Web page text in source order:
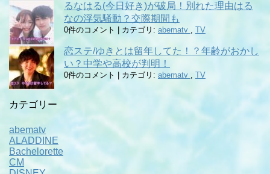
るなはる(今日好き)が破局！別れた理由はる
なの浮気騒動？交際期間も
0件のコメント カテゴリ: abematv , TV
恋ステ/ゆきとは留年してた！？年齢がおかし
い？中学や高校が判明！
0件のコメント カテゴリ: abematv , TV
カテゴリー
abematv
ALADDINE
Bachelorette
CM